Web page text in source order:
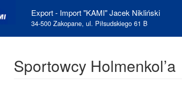
Export - Import "KAMI" Jacek Nikliński
34-500 Zakopane, ul. Piłsudskiego 61 B
Sportowcy Holmenkol’a